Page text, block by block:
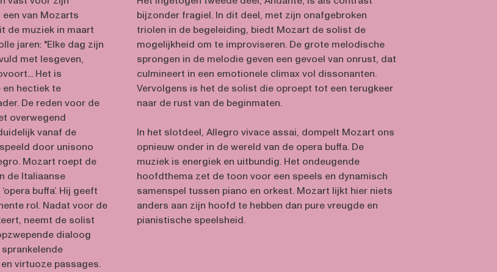
een van Mozarts
de muziek in maart
jaren: "Elke dag zijn
met lesgeven,
Het is
hectiek te
De reden voor de
overwegend
vanaf de
door unisono
Mozart roept de
de Italiaanse
buffa’. Hij geeft
rol. Nadat voor de
neemt de solist
dialoog
virtuoze passages.
bijzonder fragiel. In dit deel, met zijn onafgebroken
triolen in de begeleiding, biedt Mozart de solist de
mogelijkheid om te improviseren. De grote melodische
sprongen in de melodie geven een gevoel van onrust, dat
culmineert in een emotionele climax vol dissonanten.
Vervolgens is het de solist die oproept tot een terugkeer
naar de rust van de beginmaten.
In het slotdeel, Allegro vivace assai, dompelt Mozart ons
opnieuw onder in de wereld van de opera buffa. De
muziek is energiek en uitbundig. Het ondeugende
hoofdthema zet de toon voor een speels en dynamisch
samenspel tussen piano en orkest. Mozart lijkt hier niets
anders aan zijn hoofd te hebben dan pure vreugde en
pianistische speelsheid.